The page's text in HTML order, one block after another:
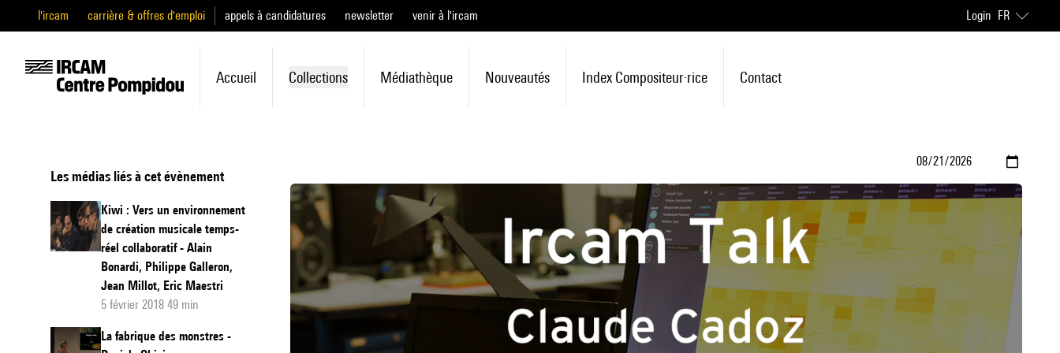
l'ircam carrière & offres d'emploi appels à candidatures newsletter venir à l'ircam Login FR
Accueil Collections Médiathèque Nouveautés Index Compositeur·rice Contact
Les médias liés à cet évènement
Kiwi : Vers un environnement
de création musicale temps-
réel collaboratif - Alain
Bonardi, Philippe Galleron,
Jean Millot, Eric Maestri
5 février 2018 49 min
La fabrique des monstres -